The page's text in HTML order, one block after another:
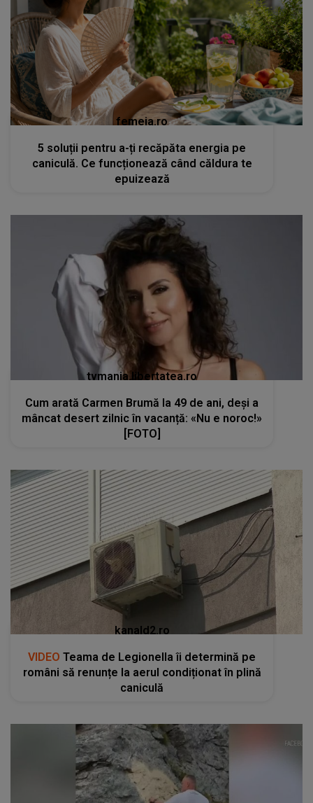
femeia.ro
5 soluții pentru a-ți recăpăta energia pe
caniculă. Ce funcționează când căldura te
epuizează
tvmania.libertatea.ro
Cum arată Carmen Brumă la 49 de ani, deși a
mâncat desert zilnic în vacanță: «Nu e noroc!»
[FOTO]
kanald2.ro
VIDEO Teama de Legionella îi determină pe
români să renunțe la aerul condiționat în plină
caniculă